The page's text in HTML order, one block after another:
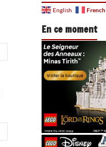
English French
En ce moment